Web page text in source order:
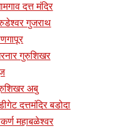
दत्त मंदिर
गुजराथ
गुरुशिखर
अबु
दत्तमंदिर बडोदा
महाबळेश्वर